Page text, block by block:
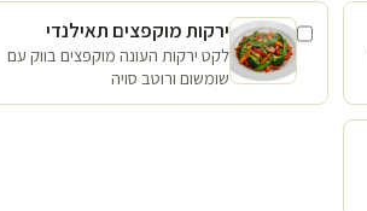
ירקות מוקפצים תאילנדי
לקט ירקות העונה מוקפצים בווק עם
שומשום ורוטב סויה